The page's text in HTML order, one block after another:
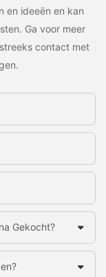
en ideeën en kan
Ga voor meer
contact met
Gekocht?